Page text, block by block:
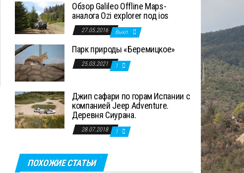
Обзор Galileo Offline Maps-
аналога Ozi explorer под ios
27.05.2016 Выкл.
Парк природы «Беремицкое»
25.03.2021 1
Джип сафари по горам Испании с
компанией Jeep Adventure.
Деревня Сиурана.
28.07.2018 1
ПОХОЖИЕ СТАТЬИ